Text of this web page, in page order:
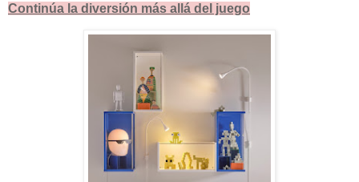
Continúa la diversión más allá del juego